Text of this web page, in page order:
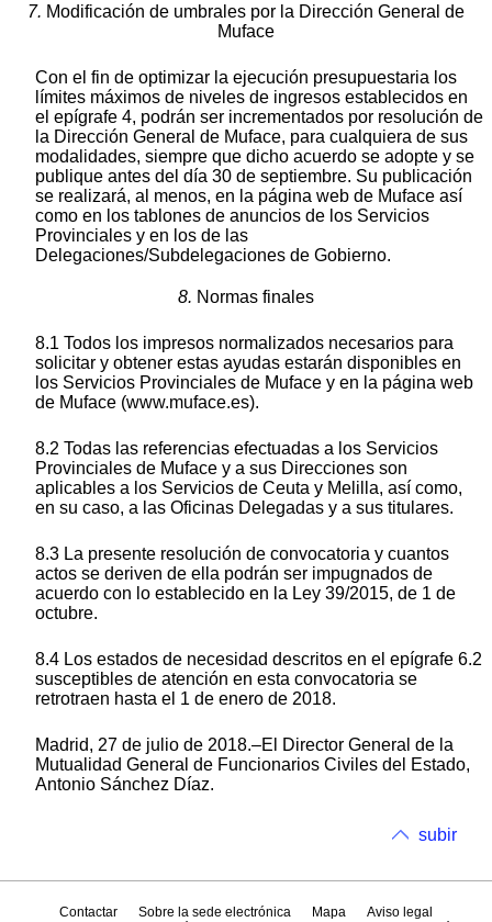
7. Modificación de umbrales por la Dirección General de
Muface
Con el fin de optimizar la ejecución presupuestaria los
límites máximos de niveles de ingresos establecidos en
el epígrafe 4, podrán ser incrementados por resolución de
la Dirección General de Muface, para cualquiera de sus
modalidades, siempre que dicho acuerdo se adopte y se
publique antes del día 30 de septiembre. Su publicación
se realizará, al menos, en la página web de Muface así
como en los tablones de anuncios de los Servicios
Provinciales y en los de las
Delegaciones/Subdelegaciones de Gobierno.
8. Normas finales
8.1 Todos los impresos normalizados necesarios para
solicitar y obtener estas ayudas estarán disponibles en
los Servicios Provinciales de Muface y en la página web
de Muface (www.muface.es).
8.2 Todas las referencias efectuadas a los Servicios
Provinciales de Muface y a sus Direcciones son
aplicables a los Servicios de Ceuta y Melilla, así como,
en su caso, a las Oficinas Delegadas y a sus titulares.
8.3 La presente resolución de convocatoria y cuantos
actos se deriven de ella podrán ser impugnados de
acuerdo con lo establecido en la Ley 39/2015, de 1 de
octubre.
8.4 Los estados de necesidad descritos en el epígrafe 6.2
susceptibles de atención en esta convocatoria se
retrotraen hasta el 1 de enero de 2018.
Madrid, 27 de julio de 2018.–El Director General de la
Mutualidad General de Funcionarios Civiles del Estado,
Antonio Sánchez Díaz.
subir
Contactar Sobre la sede electrónica Mapa
Aviso legal